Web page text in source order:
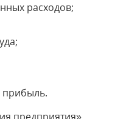
расходов;
прибыль.